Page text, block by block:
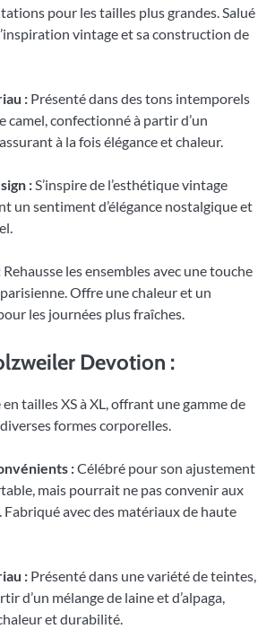
pour les tailles plus grandes. Salué
vintage et sa construction de
: Présenté dans des tons intemporels
camel, confectionné à partir d’un
à la fois élégance et chaleur.
:S’inspire de l’esthétique vintage
un sentiment d’élégance nostalgique et
Rehausse les ensembles avec une touche
Offre une chaleur et un
les journées plus fraîches.
Devotion :
tailles XS à XL, offrant une gamme de
formes corporelles.
:Célébré pour son ajustement
mais pourrait ne pas convenir aux
avec des matériaux de haute
: Présenté dans une variété de teintes,
d’un mélange de laine et d’alpaga,
et durabilité.